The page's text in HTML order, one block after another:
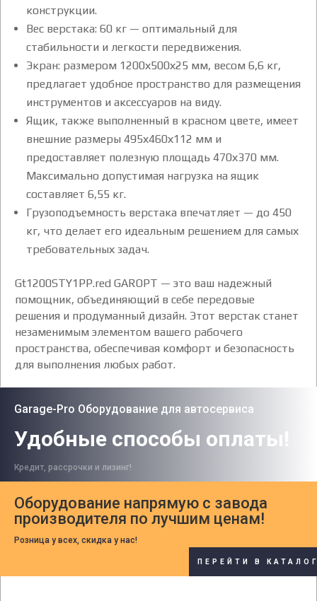
конструкции.
Вес верстака: 60 кг — оптимальный для
стабильности и легкости передвижения.
Экран: размером 1200х500х25 мм, весом 6,6 кг,
предлагает удобное пространство для размещения
инструментов и аксессуаров на виду.
Ящик, также выполненный в красном цвете, имеет
внешние размеры 495х460х112 мм и
предоставляет полезную площадь 470х370 мм.
Максимально допустимая нагрузка на ящик
составляет 6,55 кг.
Грузоподъемность верстака впечатляет — до 450
кг, что делает его идеальным решением для самых
требовательных задач.
Gt1200STY1PP.red GAROPT — это ваш надежный
помощник, объединяющий в себе передовые
решения и продуманный дизайн. Этот верстак станет
незаменимым элементом вашего рабочего
пространства, обеспечивая комфорт и безопасность
для выполнения любых работ.
Garage-Pro Оборудование для автосервиса
Удобные способы оплаты!
Кредит, рассрочки и лизинг!
Оборудование напрямую с завода
производителя по лучшим ценам!
Розница у всех, скидка у нас!
ПЕРЕЙТИ В